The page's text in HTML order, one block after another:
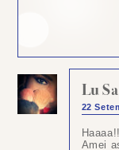
Lu
22
Amei